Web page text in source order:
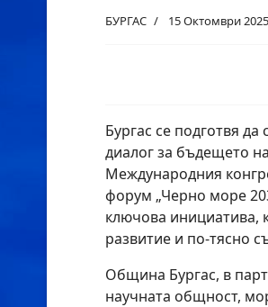
БУРГАС 15 Октомври 2025
Бургас се подготвя
диалог за бъдещето
Международния
форум „Черно море
ключова инициатива,
развитие и по-тясно
Община Бургас, в
научната общност,